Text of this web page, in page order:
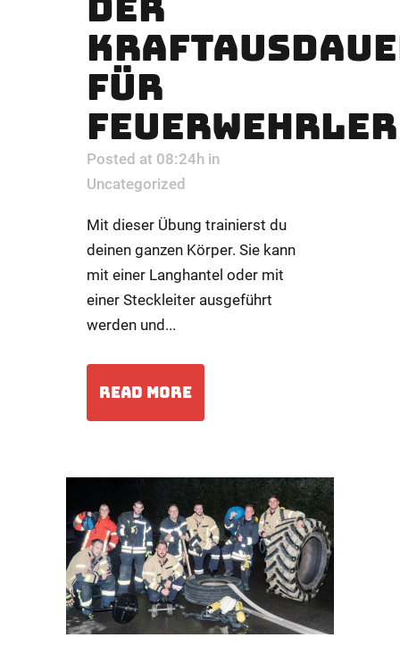
DER
FÜR
FEUERWEHRLER
Posted at 08:24h in
Uncategorized
Mit dieser Übung trainierst du
deinen ganzen Körper. Sie kann
mit einer Langhantel oder mit
einer Steckleiter ausgeführt
werden und...
READ MORE